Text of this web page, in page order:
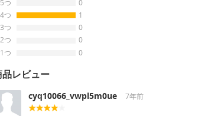
つ
0
つ
1
つ
0
つ
0
つ
0
品レビュー
cyq10066_vwpl5m0ue 7年前